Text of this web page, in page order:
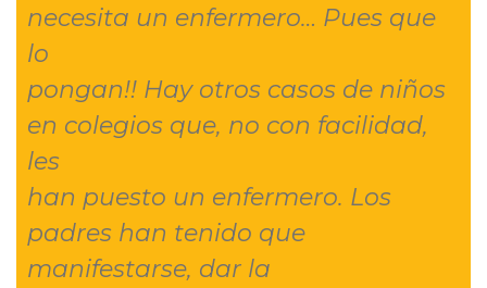
necesita un enfermero… Pues que
lo
pongan!! Hay otros casos de niños
en colegios que, no con facilidad,
les
han puesto un enfermero. Los
padres han tenido que
manifestarse, dar la